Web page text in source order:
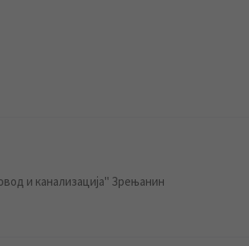
и канализација" Зрењанин